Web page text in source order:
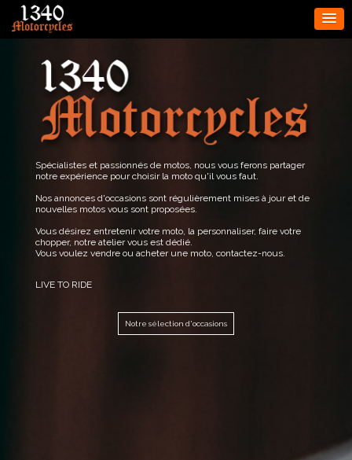
Spécialistes et passionnés de motos, nous vous ferons partager
notre expérience pour choisir la moto qu'il vous faut.
Nos annonces d'occasions sont régulièrement mises à jour et de
nouvelles motos vous sont proposées.
Vous désirez entretenir votre moto, la personnaliser, faire votre
chopper, notre atelier vous est dédié.
Vous voulez vendre ou acheter une moto, contactez-nous.
LIVE TO RIDE
Notre sélection d'occasions